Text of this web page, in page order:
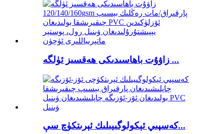
زاۋۇت باھاسىدىكى ھەقسىز ئۈلگە ...
كەسپىي ئېكولوگىيىلىك ئېرىتكۈچ سې...